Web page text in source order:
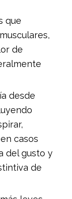
que
de
desde
casos
del gusto y
de